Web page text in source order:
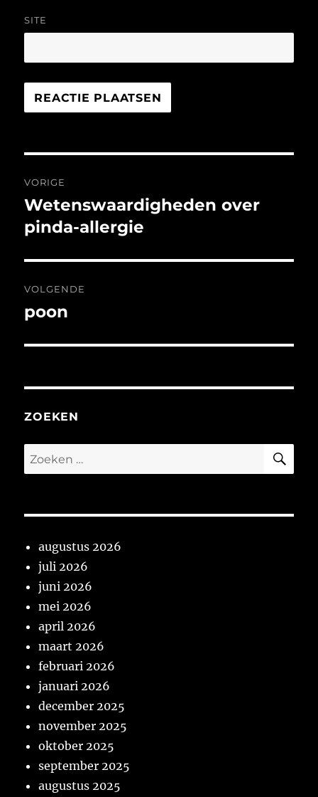
SITE
navigatie
VORIGE
Vorig
bericht:
Wetenswaardigheden over
pinda-allergie
VOLGENDE
Volgend
poon
ZOEKEN
Zoeken
naar:
augustus 2026
juli 2026
juni 2026
mei 2026
april 2026
maart 2026
februari 2026
januari 2026
december 2025
november 2025
oktober 2025
september 2025
augustus 2025